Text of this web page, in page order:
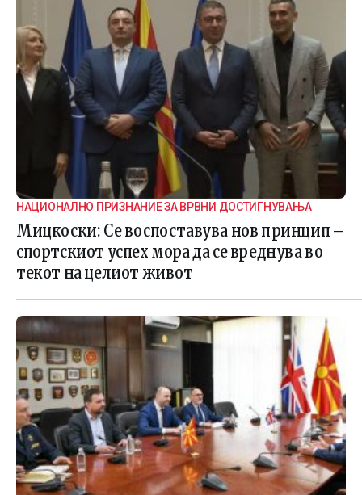
НАЦИОНАЛНО ПРИЗНАНИЕ ЗА ВРВНИ ДОСТИГНУВАЊА
Мицкоски: Се воспоставува нов принцип –
спортскиот успех мора да се вреднува во
текот на целиот живот